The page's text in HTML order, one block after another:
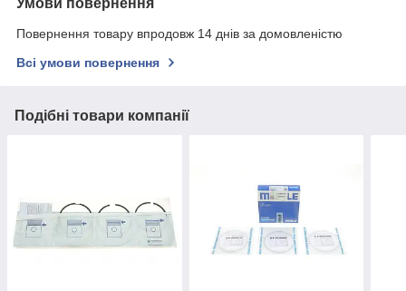
Умови повернення
Повернення товару впродовж 14 днів за домовленістю
Всі умови повернення
Подібні товари компанії